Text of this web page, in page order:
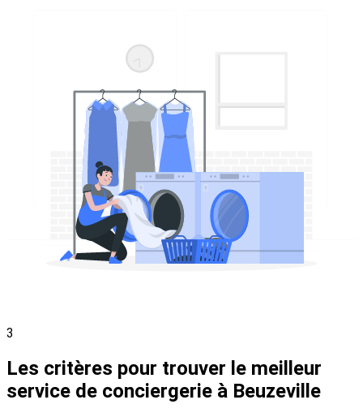
3
Les critères pour trouver le meilleur
service de conciergerie à Beuzeville